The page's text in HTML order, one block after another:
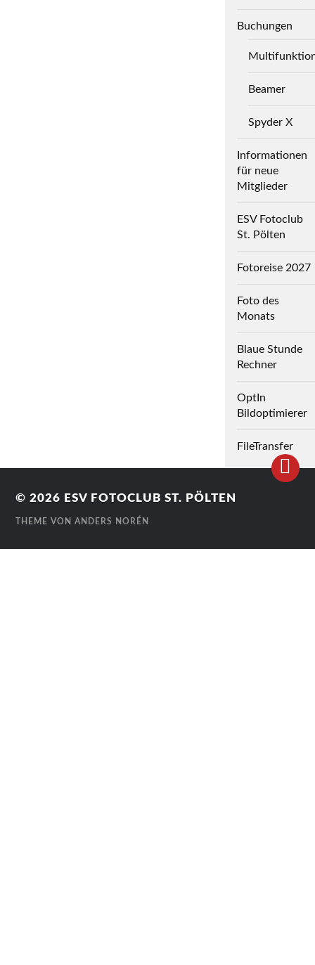
Buchungen
Beamer
Spyder X
Informationen
für neue
Mitglieder
ESV Fotoclub
St. Pölten
Fotoreise 2027
Foto des
Monats
Blaue Stunde
Rechner
OptIn
Bildoptimierer
FileTransfer
© 2026 ESV FOTOCLUB ST. PÖLTEN
THEME VONANDERS NORÉN